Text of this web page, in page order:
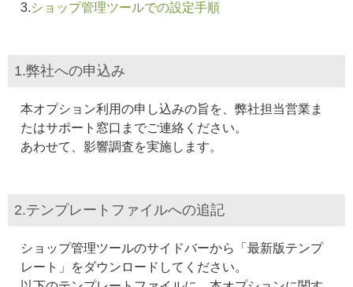
3.ショップ管理ツールでの設定手順
1.弊社への申込み
本オプション利用の申し込みの旨を、弊社担当営業ま
たはサポート窓口までご連絡ください。
あわせて、影響調査を実施します。
2.テンプレートファイルへの追記
ショップ管理ツールのサイドバーから「最新版テンプ
レート」をダウンロードしてください。